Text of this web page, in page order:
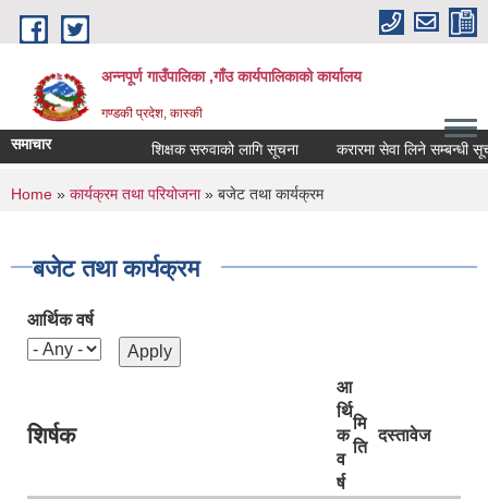
Skip to main content
अन्नपूर्ण गाउँपालिका ,गाँउ कार्यपालिकाको कार्यालय
गण्डकी प्रदेश, कास्की
समाचार शिक्षक सरुवाको लागि सूचना करारमा सेवा लिने सम्बन्धी सूचना
You are here
Home » कार्यक्रम तथा परियोजना» बजेट तथा कार्यक्रम
बजेट तथा कार्यक्रम
आर्थिक वर्ष
शिर्षक
आ
र्थि
क
व
र्ष
मि
ति
दस्तावेज